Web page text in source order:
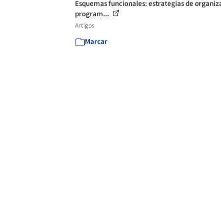
Esquemas funcionales: estrategias de
program...
Artigos
Marcar